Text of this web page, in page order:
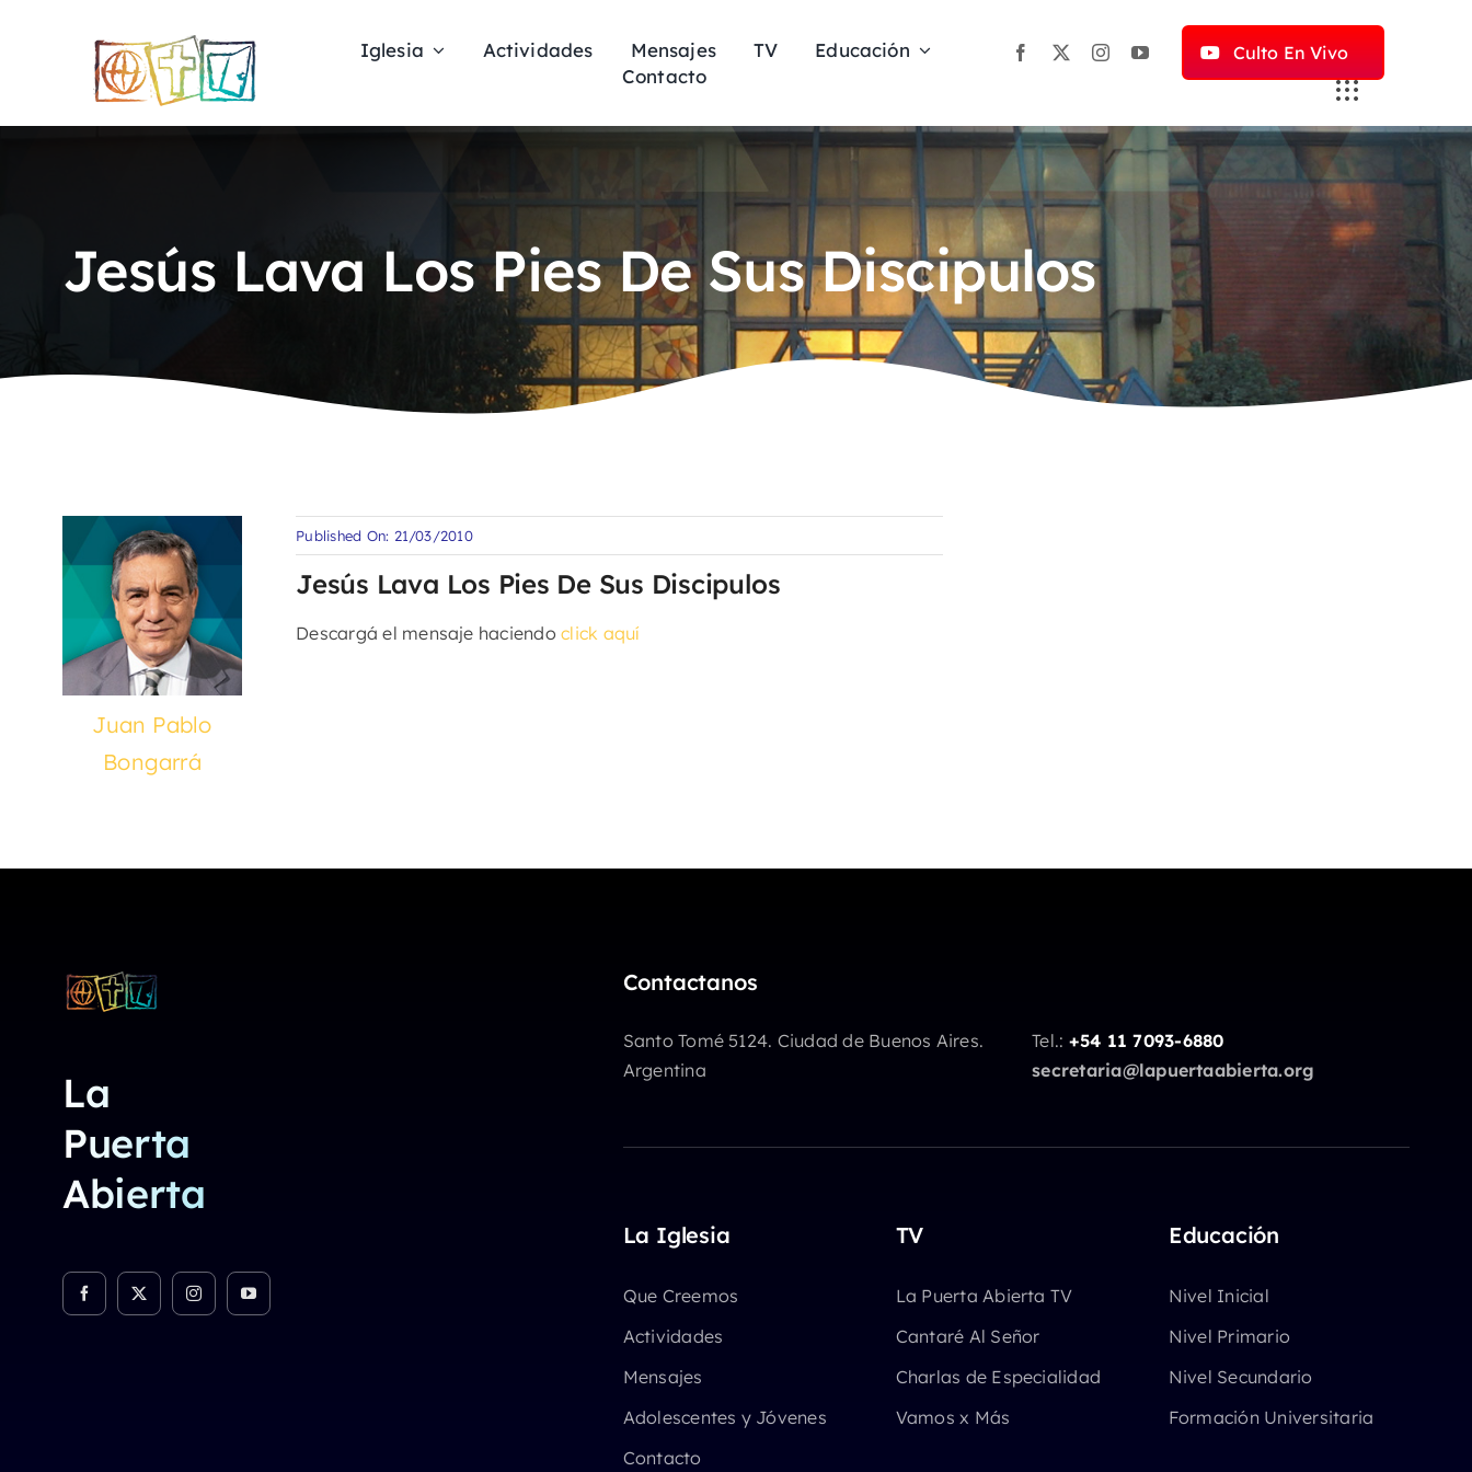
Iglesia Actividades Mensajes TV
Educación
Contacto
Culto En Vivo
Jesús Lava Los Pies De Sus Discipulos
Juan Pablo
Bongarrá
Published On: 21/03/2010
Jesús Lava Los Pies De Sus Discipulos
Descargá el mensaje haciendoclick aquí
La
Puerta
Abierta
Contactanos
Santo Tomé 5124. Ciudad de Buenos Aires.
Argentina
Tel.: +54 11 7093-6880
secretaria@lapuertaabierta.org
La Iglesia
Que Creemos
Actividades
Mensajes
Adolescentes y Jóvenes
Contacto
TV
La Puerta Abierta TV
Cantaré Al Señor
Charlas de Especialidad
Vamos x Más
Educación
Nivel Inicial
Nivel Primario
Nivel Secundario
Formación Universitaria